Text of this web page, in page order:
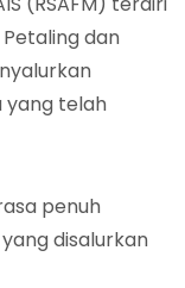
dan
yang telah
penuh
disalurkan